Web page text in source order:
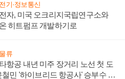
기·정보통신
자, 미국 오크리지국립연구소와
히트펌프 개발하기로
류
항공 내년 미주 장거리 노선 첫 도
철민 '하이브리드 항공사' 승부수 통